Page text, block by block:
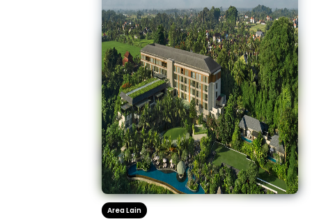
Area Lain